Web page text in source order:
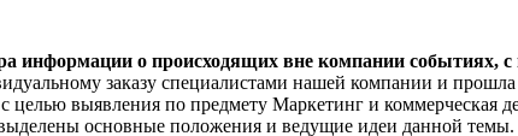
информации о происходящих вне компании событиях,
заказу специалистами нашей компании и
выявления по предмету Маркетинг и коммерческая
основные положения и ведущие идеи данной темы.